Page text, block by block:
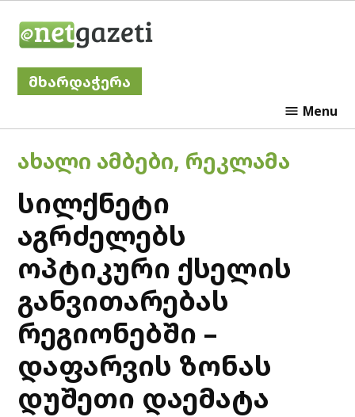
მხარდაჭერა
Menu
POSTED
IN
ᲐᲮᲐᲚᲘ ᲐᲛᲑᲔᲑᲘ, ᲠᲔᲙᲚᲐᲛᲐ
სილქნეტი
აგრძელებს
ოპტიკური ქსელის
განვითარებას
რეგიონებში –
დაფარვის ზონას
დუშეთი დაემატა